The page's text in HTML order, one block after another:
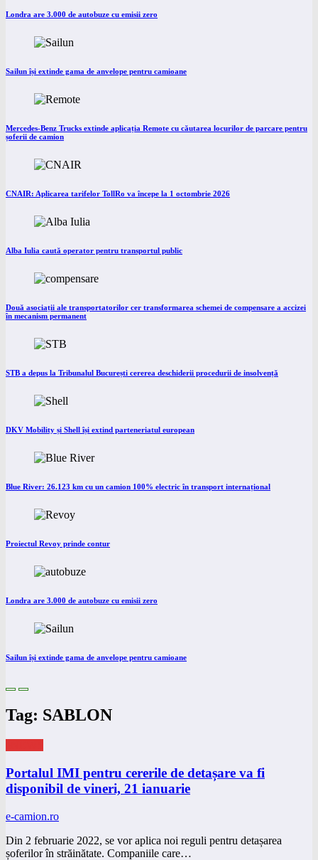
Londra are 3.000 de autobuze cu emisii zero
Sailun își extinde gama de anvelope pentru camioane
Mercedes-Benz Trucks extinde aplicația Remote cu căutarea locurilor de parcare pentru
șoferii de camion
CNAIR: Aplicarea tarifelor TollRo va începe la 1 octombrie 2026
Alba Iulia caută operator pentru transportul public
Două asociații ale transportatorilor cer transformarea schemei de compensare a accizei
în mecanism permanent
STB a depus la Tribunalul București cererea deschiderii procedurii de insolvență
DKV Mobility și Shell își extind parteneriatul european
Blue River: 26.123 km cu un camion 100% electric în transport internațional
Proiectul Revoy prinde contur
Londra are 3.000 de autobuze cu emisii zero
Sailun își extinde gama de anvelope pentru camioane
Tag: SABLON
Portalul IMI pentru cererile de detașare va fi
disponibil de vineri, 21 ianuarie
e-camion.ro
Din 2 februarie 2022, se vor aplica noi reguli pentru detașarea
șoferilor în străinătate. Companiile care…